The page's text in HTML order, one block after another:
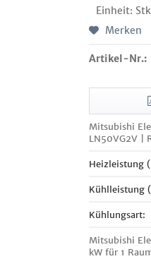
Einheit: Stk
Merken
Artikel-Nr.:
Mitsubishi
LN50VG2V |
Heizleistung
Kühlleistung
Kühlungsart:
Mitsubishi
kW für 1